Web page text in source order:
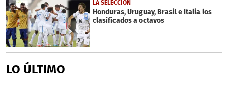
LA SELECCIÓN
Honduras, Uruguay, Brasil e Italia los
clasificados a octavos
LO ÚLTIMO